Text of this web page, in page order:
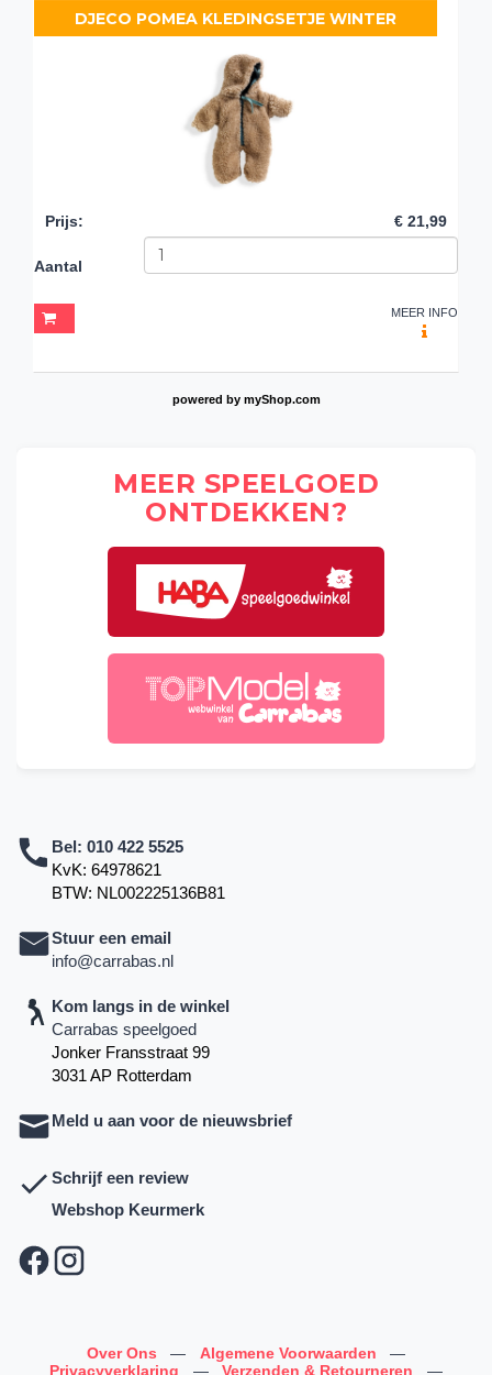
DJECO POMEA KLEDINGSETJE WINTER
Prijs: € 21,99
Aantal
MEER INFO
powered by myShop.com
MEER SPEELGOED
ONTDEKKEN?
Bel: 010 422 5525
KvK: 64978621
BTW: NL002225136B81
Stuur een email
info@carrabas.nl
Kom langs in de winkel
Carrabas speelgoed
Jonker Fransstraat 99
3031 AP Rotterdam
Meld u aan voor de nieuwsbrief
Schrijf een review
Webshop Keurmerk
Over Ons — Algemene Voorwaarden
—
Privacyverklaring
— Verzenden & Retourneren —